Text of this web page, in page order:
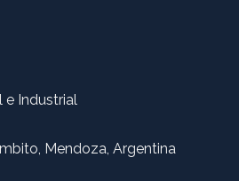
e Industrial
Mendoza, Argentina